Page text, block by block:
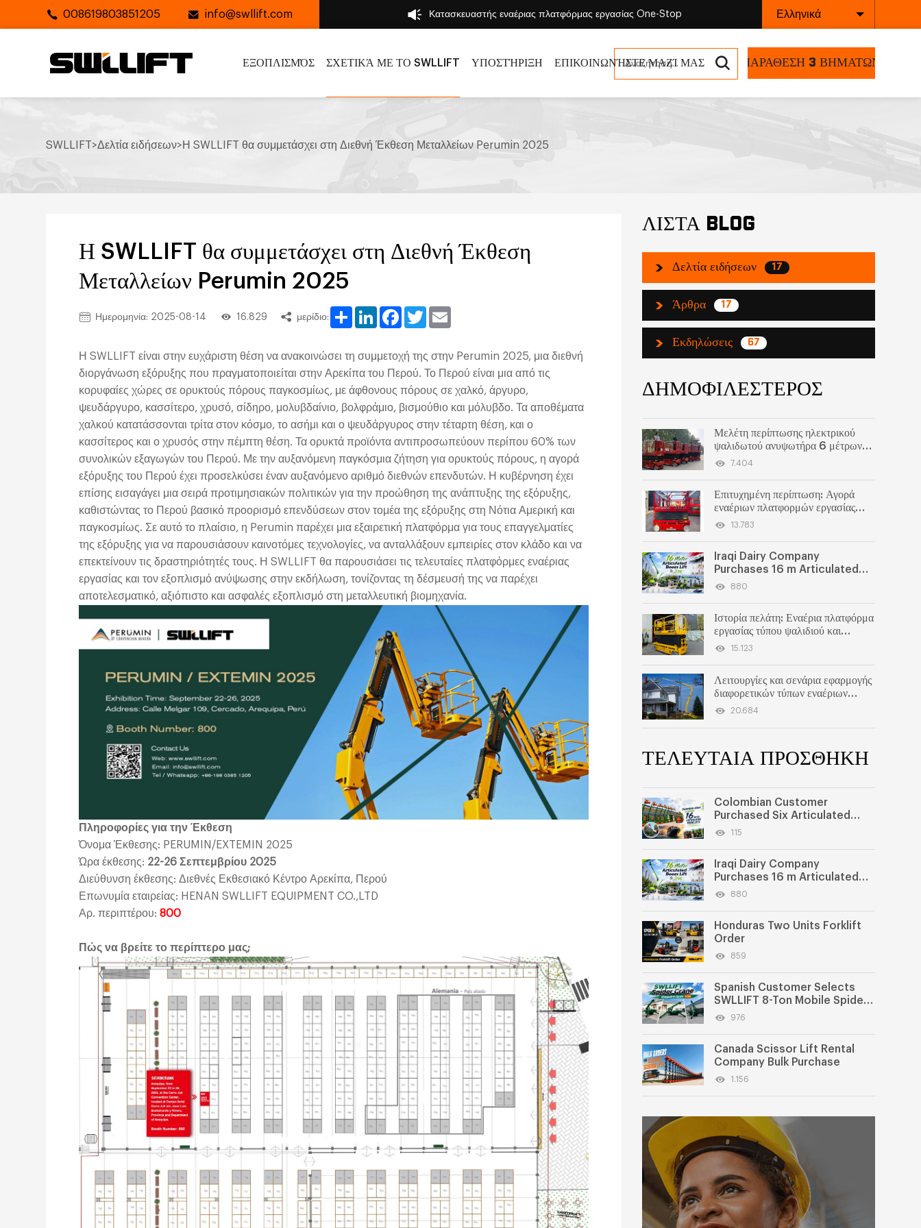
008619803851205 info@swllift.com Κατασκευαστής εναέριας πλατφόρμας εργασίας One-Stop Ελληνικά
ΕΞΟΠΛΙΣΜΌΣ ΣΧΕΤΙΚΆ ΜΕ ΤΟ SWLLIFT ΥΠΟΣΤΉΡΙΞΗ ΕΠΙΚΟΙΝΩΝΉΣΤΕ ΜΑΖΊ ΜΑΣ ΠΑΡΑΘΕΣΗ 3 ΒΗΜΑΤΩΝ
SWLLIFT>Δελτία ειδήσεων>Η SWLLIFT θα συμμετάσχει στη Διεθνή Έκθεση Μεταλλείων Perumin 2025
Η SWLLIFT θα συμμετάσχει στη Διεθνή Έκθεση
Μεταλλείων Perumin 2025
Ημερομηνία: 2025-08-14 16.829 μερίδιο:
Share LinkedInFacebook
Twitter
Η SWLLIFT είναι στην ευχάριστη θέση να ανακοινώσει τη συμμετοχή της στην Perumin 2025, μια διεθνή
διοργάνωση εξόρυξης που πραγματοποιείται στην Αρεκίπα του Περού. Το Περού είναι μια από τις
κορυφαίες χώρες σε ορυκτούς πόρους παγκοσμίως, με άφθονους πόρους σε χαλκό, άργυρο,
ψευδάργυρο, κασσίτερο, χρυσό, σίδηρο, μολυβδαίνιο, βολφράμιο, βισμούθιο και μόλυβδο. Τα αποθέματα
χαλκού κατατάσσονται τρίτα στον κόσμο, το ασήμι και ο ψευδάργυρος στην τέταρτη θέση, και ο
κασσίτερος και ο χρυσός στην πέμπτη θέση. Τα ορυκτά προϊόντα αντιπροσωπεύουν περίπου 60% των
συνολικών εξαγωγών του Περού. Με την αυξανόμενη παγκόσμια ζήτηση για ορυκτούς πόρους, η αγορά
εξόρυξης του Περού έχει προσελκύσει έναν αυξανόμενο αριθμό διεθνών επενδυτών. Η κυβέρνηση έχει
επίσης εισαγάγει μια σειρά προτιμησιακών πολιτικών για την προώθηση της ανάπτυξης της εξόρυξης,
καθιστώντας το Περού βασικό προορισμό επενδύσεων στον τομέα της εξόρυξης στη Νότια Αμερική και
παγκοσμίως. Σε αυτό το πλαίσιο, η Perumin παρέχει μια εξαιρετική πλατφόρμα για τους επαγγελματίες
της εξόρυξης για να παρουσιάσουν καινοτόμες τεχνολογίες, να ανταλλάξουν εμπειρίες στον κλάδο και να
επεκτείνουν τις δραστηριότητές τους. Η SWLLIFT θα παρουσιάσει τις τελευταίες πλατφόρμες εναέριας
εργασίας και τον εξοπλισμό ανύψωσης στην εκδήλωση, τονίζοντας τη δέσμευσή της να παρέχει
αποτελεσματικό, αξιόπιστο και ασφαλές εξοπλισμό στη μεταλλευτική βιομηχανία.
Πληροφορίες για την Έκθεση
Όνομα Έκθεσης: PERUMIN/EXTEMIN 2025
Ώρα έκθεσης: 22-26 Σεπτεμβρίου 2025
Διεύθυνση έκθεσης: Διεθνές Εκθεσιακό Κέντρο Αρεκίπα, Περού
Επωνυμία εταιρείας: HENAN SWLLIFT EQUIPMENT CO.,LTD
Αρ. περιπτέρου: 800
Πώς να βρείτε το περίπτερο μας;
ΛΙΣΤΑ BLOG
Δελτία ειδήσεων 17
Άρθρα 17
Εκδηλώσεις 67
ΔΗΜΟΦΙΛΕΣΤΕΡΟΣ
Μελέτη περίπτωσης ηλεκτρικού
ψαλιδωτού ανυψωτήρα 6 μέτρων
στις Μαλδίβες | Αυτοκινούμενη
χρησιμοποιείται στη βιομηχανία
τροφίμων
7.404
Επιτυχημένη περίπτωση: Αγορά
εναέριων πλατφορμών εργασίας
τύπου ψαλιδιού από τις ΗΠΑ
13.783
Iraqi Dairy Company
Purchases 16 m Articulated
Boom Lift
880
Ιστορία πελάτη: Εναέρια πλατφόρμα
εργασίας τύπου ψαλιδιού και
ηλεκτρικό περονοφόρο για
15.123
Λειτουργίες και σενάρια εφαρμογής
διαφορετικών τύπων εναέριων
πλατφορμών εργασίας
20.684
ΤΕΛΕΥΤΑΙΑ ΠΡΟΣΘΗΚΗ
Colombian Customer
Purchased Six Articulated
Boom Lifts from SWLLIFT
115
Iraqi Dairy Company
Purchases 16 m Articulated
Boom Lift
880
Honduras Two Units Forklift
Order
859
Spanish Customer Selects
SWLLIFT 8-Ton Mobile Spider
Crane
976
Canada Scissor Lift Rental
Company Bulk Purchase
1.156